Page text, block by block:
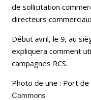
de sollicitation
directeurs
Début avril, le 9, au
expliquera comment
campagnes RCS.
Photo de une : Port de
Commons